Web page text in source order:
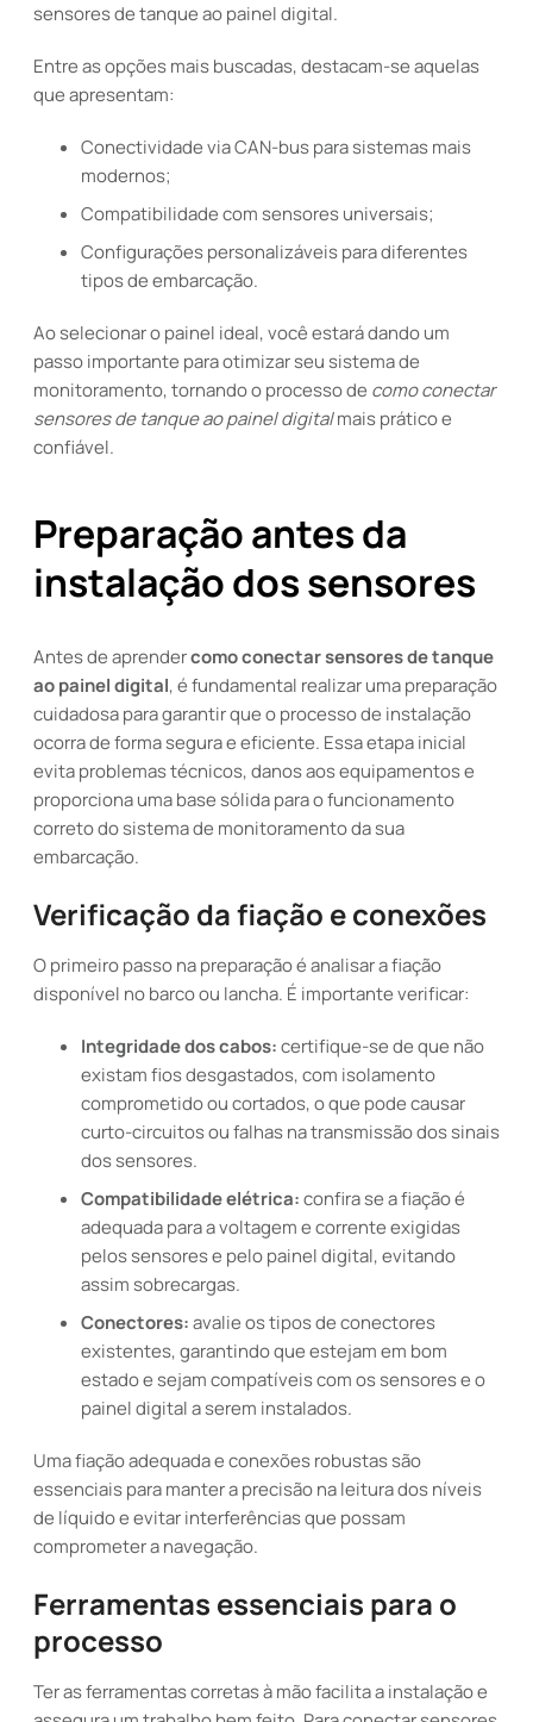
sensores de tanque ao painel digital.
Entre as opções mais buscadas, destacam-se aquelas
que apresentam:
Conectividade via CAN-bus para sistemas mais
modernos;
Compatibilidade com sensores universais;
Configurações personalizáveis para diferentes
tipos de embarcação.
Ao selecionar o painel ideal, você estará dando um
passo importante para otimizar seu sistema de
monitoramento, tornando o processo de como conectar
sensores de tanque ao painel digitalmais prático e
confiável.
Preparação antes da
instalação dos sensores
Antes de aprendercomo conectar sensores de tanque
ao painel digital, é fundamental realizar uma preparação
cuidadosa para garantir que o processo de instalação
ocorra de forma segura e eficiente. Essa etapa inicial
evita problemas técnicos, danos aos equipamentos e
proporciona uma base sólida para o funcionamento
correto do sistema de monitoramento da sua
embarcação.
Verificação da fiação e conexões
O primeiro passo na preparação é analisar a fiação
disponível no barco ou lancha. É importante verificar:
Integridade dos cabos:certifique-se de que não
existam fios desgastados, com isolamento
comprometido ou cortados, o que pode causar
curto-circuitos ou falhas na transmissão dos sinais
dos sensores.
Compatibilidade elétrica:confira se a fiação é
adequada para a voltagem e corrente exigidas
pelos sensores e pelo painel digital, evitando
assim sobrecargas.
Conectores:avalie os tipos de conectores
existentes, garantindo que estejam em bom
estado e sejam compatíveis com os sensores e o
painel digital a serem instalados.
Uma fiação adequada e conexões robustas são
essenciais para manter a precisão na leitura dos níveis
de líquido e evitar interferências que possam
comprometer a navegação.
Ferramentas essenciais para o
processo
Ter as ferramentas corretas à mão facilita a instalação e